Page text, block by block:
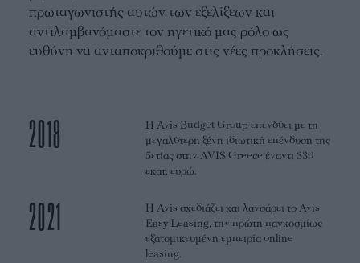
πρωταγωνιστής αυτών των εξελίξεων και
αντιλαμβανόμαστε τον ηγετικό μας ρόλο ως
ευθύνη να ανταποκριθούμε στις νέες προκλήσεις.
2018
H Avis Budget Group επενδύει με τη
μεγαλύτερη ξένη ιδιωτική επένδυση της
5ετίας στην AVIS Greece έναντι 330
εκατ. ευρώ.
2021
Η Avis σχεδιάζει και λανσάρει το Avis
Easy Leasing, την πρώτη παγκοσμίως
εξατομικευμένη εμπειρία online
leasing.